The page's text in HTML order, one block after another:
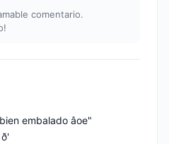
comentario.
embalado âoe"